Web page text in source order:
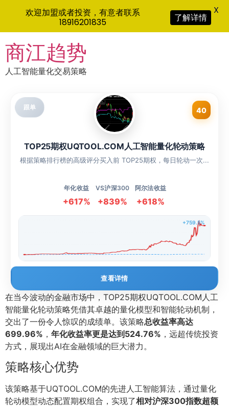
to
content
商江趋势
人工智能量化交易策略
跟单 40
TOP25期权UQTOOL.COM人工智能量化轮动策略
根据策略排行榜的高级评分买入前 TOP25期权，每日轮动一次...
年化收益
+617%
VS沪深300
+839%
阿尔法收益
+618%
+759.5%
查看详情
在当今波动的金融市场中，TOP25期权UQTOOL.COM人工
智能量化轮动策略凭借其卓越的量化模型和智能轮动机制，
交出了一份令人惊叹的成绩单。该策略总收益率高达
699.96% ， 年化收益率更是达到524.76% ，远超传统投资
方式，展现出AI在金融领域的巨大潜力。
策略核心优势
该策略基于UQTOOL.COM的先进人工智能算法，通过量化
轮动模型动态配置期权组合，实现了相对沪深300指数超额
欢迎加盟或者投资，有意者联系
18916201835
了解详情
X